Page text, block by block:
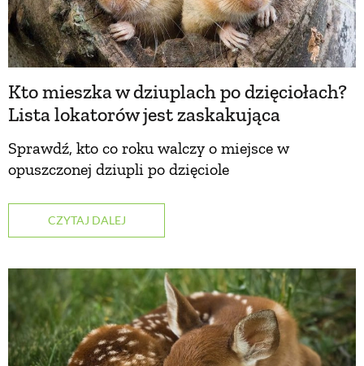
KRAJOBRAZ
Kto mieszka w dziuplach po dzięciołach?
Lista lokatorów jest zaskakująca
Sprawdź, kto co roku walczy o miejsce w
opuszczonej dziupli po dzięciole
CZYTAJ DALEJ
PORADY
ZIELEŃ W DOMU
PROJEKTOWANIE OGRODU
NATURALNA APTECZKA
DLA DOMU